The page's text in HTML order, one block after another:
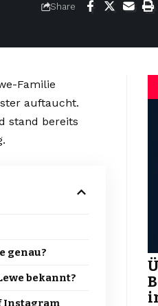
Share
Familie
auftaucht.
stand bereits
genau?
bekannt?
Instagram